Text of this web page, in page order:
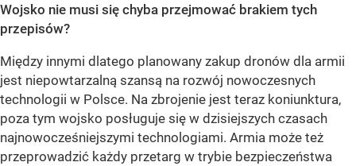
Wojsko nie musi się chyba przejmować brakiem tych
przepisów?
Między innymi dlatego planowany zakup dronów dla armii
jest niepowtarzalną szansą na rozwój nowoczesnych
technologii w Polsce. Na zbrojenie jest teraz koniunktura,
poza tym wojsko posługuje się w dzisiejszych czasach
najnowocześniejszymi technologiami. Armia może też
przeprowadzić każdy przetarg w trybie bezpieczeństwa